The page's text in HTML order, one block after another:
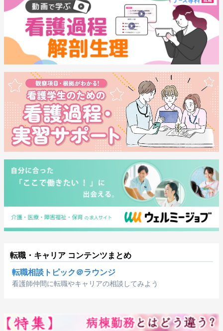
転職・キャリア コンテンツまとめ
転職相談トピック＠ラウンジ
看護師仲間に転職やキャリアの相談してみよう